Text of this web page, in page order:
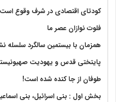
کودتای اقتصادی در شرف وقوع است
فلوت نوازان عصر ما
همزمان با بیستمین سالگرد
پایتختی قدس و یهودیت
طوفان از جا کنده شده است!
بخش اول : بنی اسرائیل، بنی